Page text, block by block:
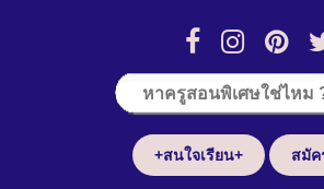
+สนใจเรียน+ สมัค